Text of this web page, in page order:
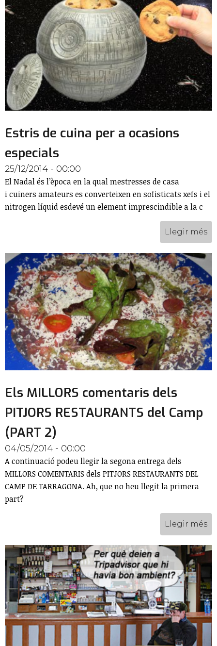
Estris de cuina per a ocasions
especials
25/12/2014 - 00:00
El Nadal és l’època en la qual mestresses de casa
i cuiners amateurs es converteixen en sofisticats xefs i el
nitrogen líquid esdevé un element imprescindible a la c
Llegir més
Els MILLORS comentaris dels
PITJORS RESTAURANTS del Camp
(PART 2)
04/05/2014 - 00:00
A continuació podeu llegir la segona entrega dels
MILLORS COMENTARIS dels PITJORS RESTAURANTS DEL
CAMP DE TARRAGONA. Ah, que no heu llegit la primera
part?
Llegir més